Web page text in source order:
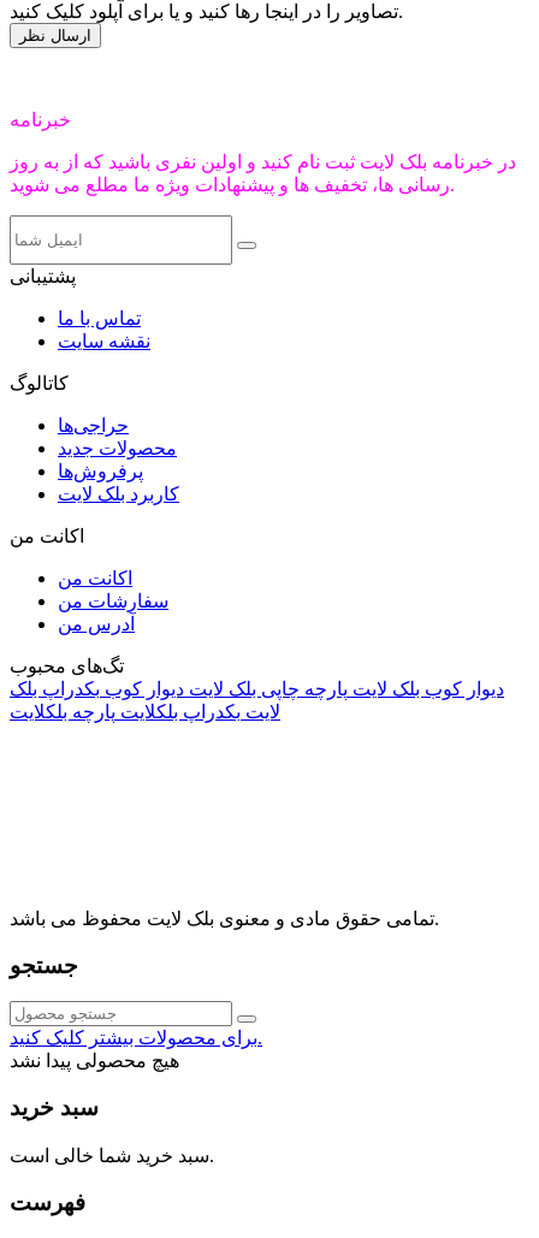
تصاویر را در اینجا رها کنید و یا برای آپلود کلیک کنید.
خبرنامه
در خبرنامه بلک لایت ثبت نام کنید و اولین نفری باشید که از به روز
رسانی ها، تخفیف ها و پیشنهادات ویژه ما مطلع می شوید.
پشتیبانی
تماس با ما
نقشه سایت
کاتالوگ
حراجی‌ها
محصولات جدید
پرفروش‌ها
کاربرد بلک لایت
اکانت من
اکانت من
سفارشات من
آدرس من
تگ‌های محبوب
دیوار کوب بلک لایت پارچه چاپی بلک لایت دیوار کوب بکدراپ بلک
لایت بکدراپ بلکلایت پارچه بلکلایت
تمامی حقوق مادی و معنوی بلک لایت محفوظ می باشد.
جستجو
برای محصولات بیشتر کلیک کنید.
هیچ محصولی پیدا نشد
سبد خرید
سبد خرید شما خالی است.
فهرست